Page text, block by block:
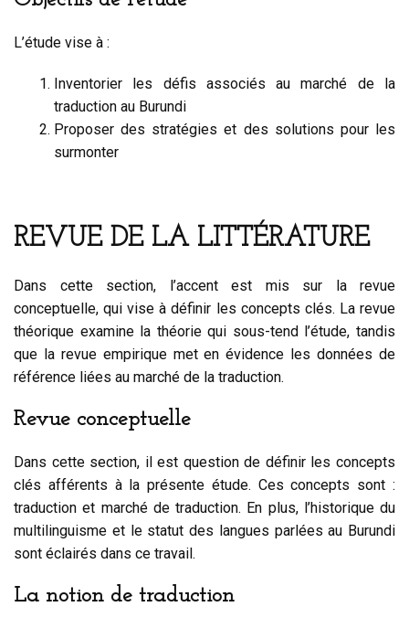
L’étude vise à :
Inventorier les défis associés au marché de la
traduction au Burundi
Proposer des stratégies et des solutions pour les
surmonter
REVUE DE LA LITTÉRATURE
Dans cette section, l’accent est mis sur la revue
conceptuelle, qui vise à définir les concepts clés. La revue
théorique examine la théorie qui sous-tend l’étude, tandis
que la revue empirique met en évidence les données de
référence liées au marché de la traduction.
Revue conceptuelle
Dans cette section, il est question de définir les concepts
clés afférents à la présente étude. Ces concepts sont :
traduction et marché de traduction. En plus, l’historique du
multilinguisme et le statut des langues parlées au Burundi
sont éclairés dans ce travail.
La notion de traduction